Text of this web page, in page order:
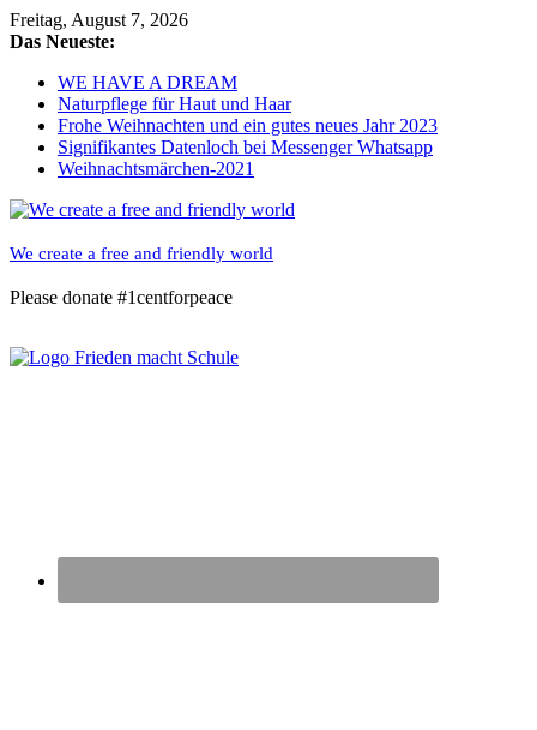
Skip
to
Freitag, August 7, 2026
Das Neueste:
WE HAVE A DREAM
Naturpflege für Haut und Haar
Frohe Weihnachten und ein gutes neues Jahr 2023
Signifikantes Datenloch bei Messenger Whatsapp
Weihnachtsmärchen-2021
We create a free and friendly world
Please donate #1centforpeace